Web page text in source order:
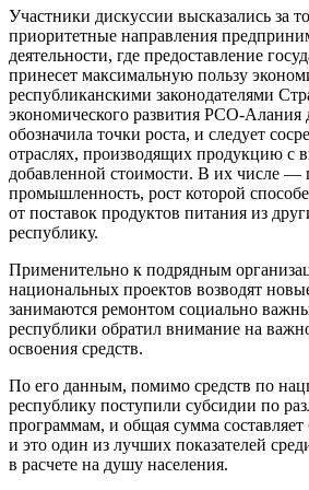
Участники дискуссии высказались за
приоритетные направления
деятельности, где предоставление
принесет максимальную пользу
республиканскими законодателями
экономического развития РСО-Алания
обозначила точки роста, и следует
отраслях, производящих продукцию с
добавленной стоимости. В их числе —
промышленность, рост которой
от поставок продуктов питания из
республику.
Применительно к подрядным
национальных проектов возводят
занимаются ремонтом социально
республики обратил внимание на
освоения средств.
По его данным, помимо средств по
республику поступили субсидии по
программам, и общая сумма составляет
и это один из лучших показателей
в расчете на душу населения.